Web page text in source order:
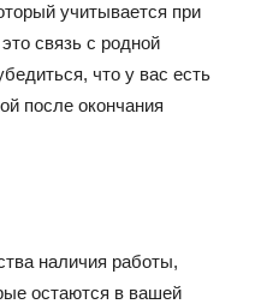
учитывается при
связь с родной
что у вас есть
после окончания
наличия работы,
остаются в вашей